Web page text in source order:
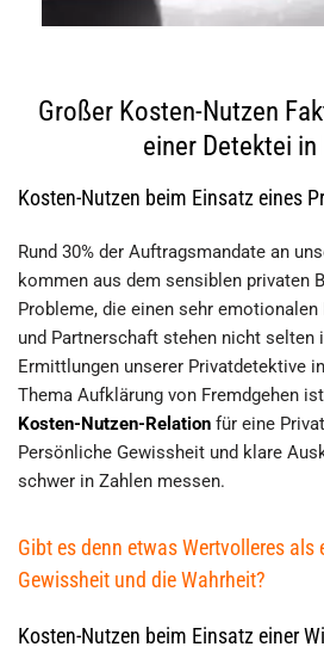
Großer Kosten-Nutzen
einer Detektei in
Kosten-Nutzen beim Einsatz eines
Rund 30% der Auftragsmandate an
kommen aus dem sensiblen privaten
Probleme, die einen sehr emotionalen
und Partnerschaft stehen nicht selten
Ermittlungen unserer Privatdetektive
Thema Aufklärung von Fremdgehen
Kosten-Nutzen-Relation für eine
Persönliche Gewissheit und klare
schwer in Zahlen messen.
Gibt es denn etwas Wertvolleres als
Gewissheit und die Wahrheit?
Kosten-Nutzen beim Einsatz einer